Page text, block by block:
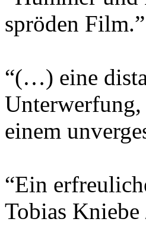
spröden
“(…) eine
Unterwerfung,
einem
“Ein
Tobias